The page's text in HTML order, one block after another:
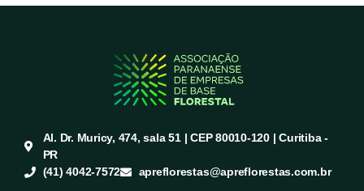
Al. Dr. Muricy, 474, sala 51 | CEP 80010-120 | Curitiba -
PR
(41) 4042-7572
apreflorestas@apreflorestas.com.br